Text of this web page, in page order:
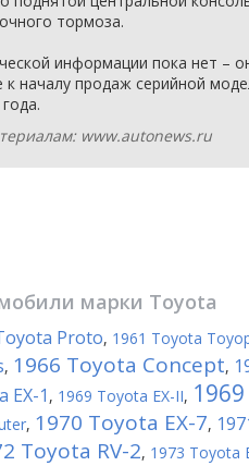
тормоза.
информации пока нет –
к началу продаж серийной
www.autonews.ru
марки Toyota
Proto, 1961 Toyota
, 1966 Toyota Concept,
EX-1 , 1969 Toyota EX-II,
, 1970 Toyota EX-7,
Toyota RV-2, 1973 Toyota